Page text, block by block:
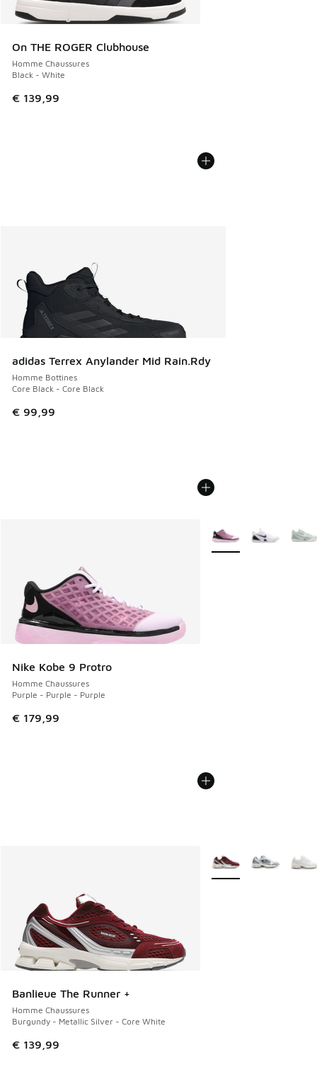
On THE ROGER Clubhouse
Homme Chaussures
Black - White
€ 139,99
adidas Terrex Anylander Mid Rain.Rdy
Homme Bottines
Core Black - Core Black
€ 99,99
Nike Kobe 9 Protro
Homme Chaussures
Purple - Purple - Purple
€ 179,99
Plus de couleurs
Banlieue The Runner +
Homme Chaussures
Burgundy - Metallic Silver - Core White
€ 139,99
Plus de couleurs